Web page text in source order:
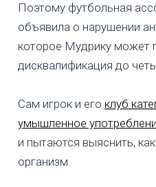
Поэтому футбольная
объявила о нарушении
которое Мудрику может
дисквалификация до
Сам игрок и его клуб
умышленное
и пытаются выяснить,
организм.